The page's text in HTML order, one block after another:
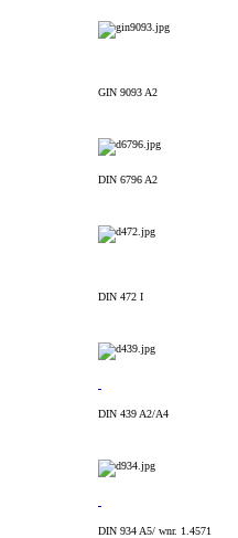
GIN 9093 A2
DIN 6796 A2
DIN 472 I
DIN 439 A2/A4
DIN 934 A5/ wnr. 1.4571